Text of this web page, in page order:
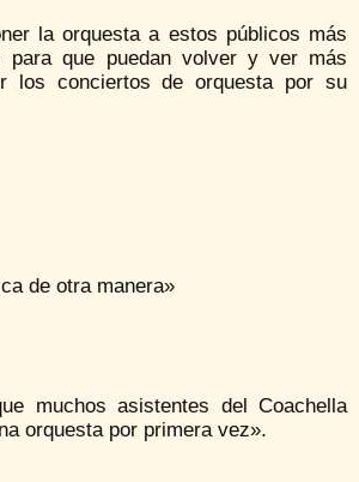
la orquesta a estos públicos más
para que puedan volver y ver más
los conciertos de orquesta por su
de otra manera»
muchos asistentes del Coachella
orquesta por primera vez».